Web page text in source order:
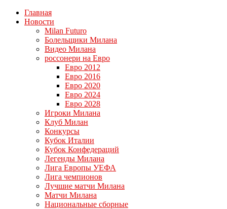
Главная
Новости
Milan Futuro
Болельщики Милана
Видео Милана
россонери на Евро
Евро 2012
Евро 2016
Евро 2020
Евро 2024
Евро 2028
Игроки Милана
Клуб Милан
Конкурсы
Кубок Италии
Кубок Конфедераций
Легенды Милана
Лига Европы УЕФА
Лига чемпионов
Лучшие матчи Милана
Матчи Милана
Национальные сборные